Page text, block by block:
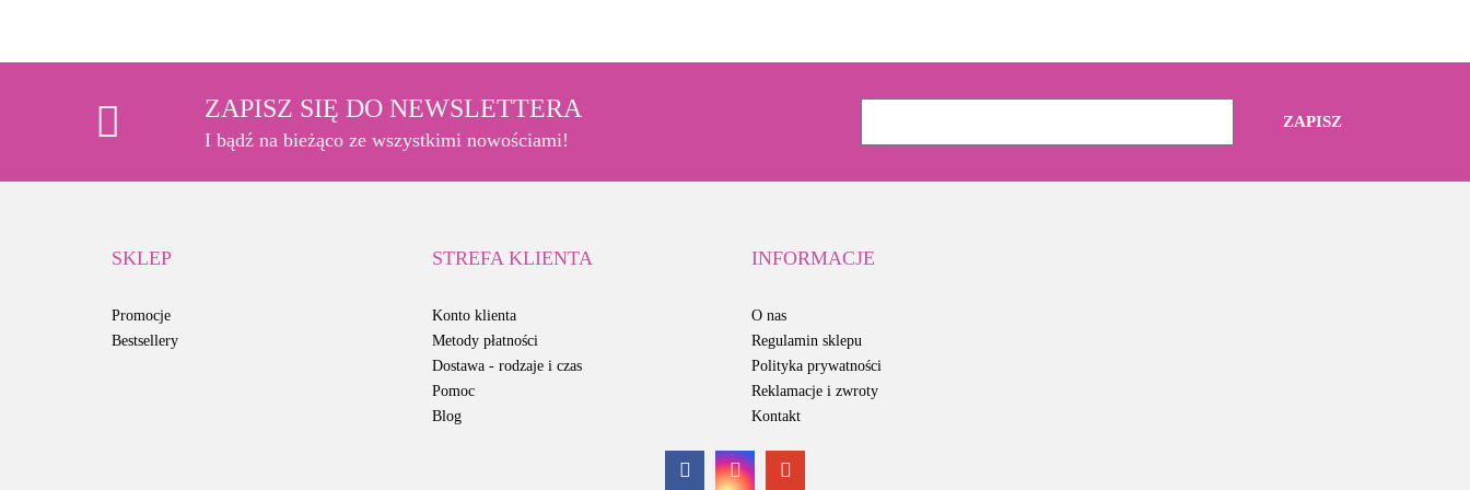
ZAPISZ SIĘ DO NEWSLETTERA
I bądź na bieżąco ze wszystkimi nowościami!
SKLEP
Promocje
Bestsellery
STREFA KLIENTA
Konto klienta
Metody płatności
Dostawa - rodzaje i czas
Pomoc
Blog
INFORMACJE
O nas
Regulamin sklepu
Polityka prywatności
Reklamacje i zwroty
Kontakt